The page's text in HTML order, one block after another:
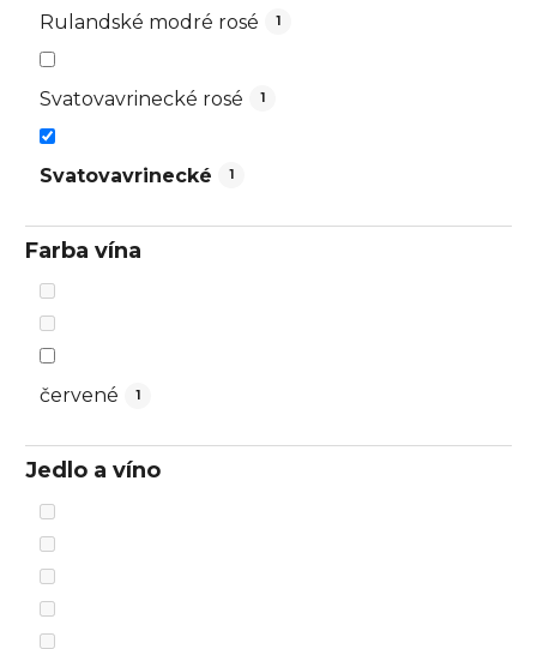
Rulandské modré rosé 1
Svatovavrinecké rosé 1
Svatovavrinecké 1
Farba vína
červené 1
Jedlo a víno